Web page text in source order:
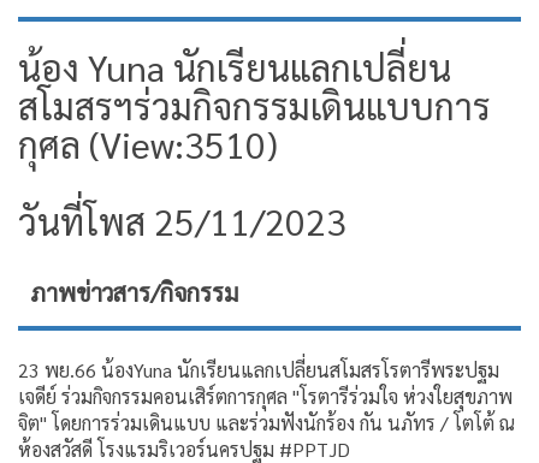
น้อง Yuna นักเรียนแลกเปลี่ยน
สโมสรฯร่วมกิจกรรมเดินแบบการ
กุศล (View:3510)
วันที่โพส 25/11/2023
ภาพข่าวสาร/กิจกรรม
23 พย.66 น้องYuna นักเรียนแลกเปลี่ยนสโมสรโรตารีพระปฐม
เจดีย์ ร่วมกิจกรรมคอนเสิร์ตการกุศล "โรตารีร่วมใจ ห่วงใยสุขภาพ
จิต" โดยการร่วมเดินแบบ และร่วมฟังนักร้อง กัน นภัทร / โตโต้ ณ
ห้องสวัสดี โรงแรมริเวอร์นครปฐม #PPTJD